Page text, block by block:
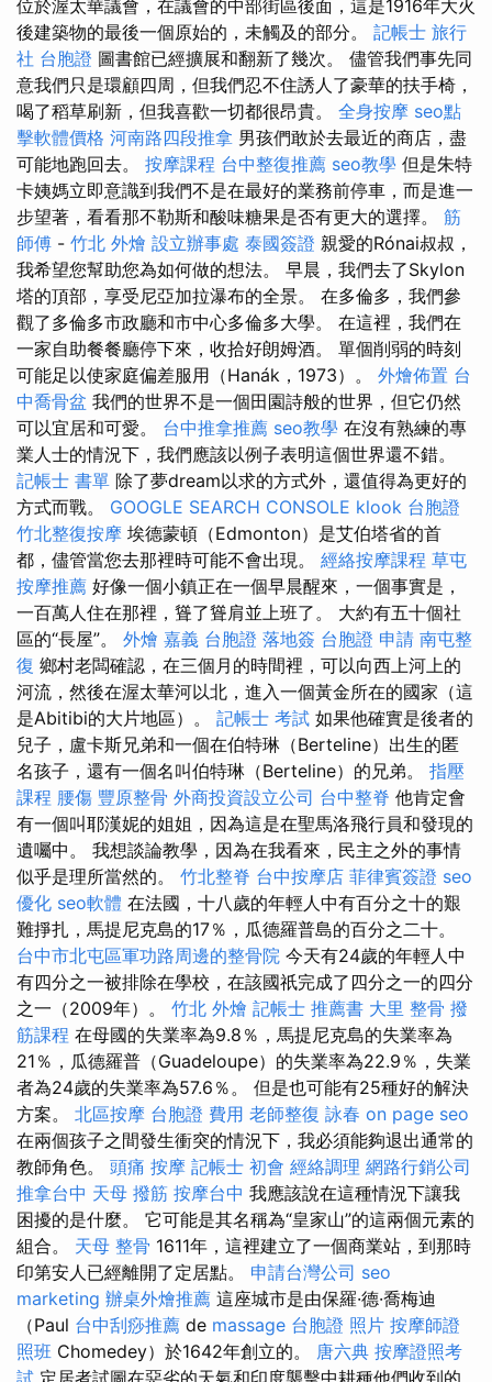
位於渥太華議會，在議會的中部街區後面，這是1916年大火
後建築物的最後一個原始的，未觸及的部分。 記帳士 旅行
社 台胞證 圖書館已經擴展和翻新了幾次。 儘管我們事先同
意我們只是環顧四周，但我們忍不住誘人了豪華的扶手椅，
喝了稻草刷新，但我喜歡一切都很昂貴。 全身按摩 seo點
擊軟體價格 河南路四段推拿 男孩們敢於去最近的商店，盡
可能地跑回去。 按摩課程 台中整復推薦 seo教學 但是朱特
卡姨媽立即意識到我們不是在最好的業務前停車，而是進一
步望著，看看那不勒斯和酸味糖果是否有更大的選擇。 筋
師傅 - 竹北 外燴 設立辦事處 泰國簽證 親愛的Rónai叔叔，
我希望您幫助您為如何做的想法。 早晨，我們去了Skylon
塔的頂部，享受尼亞加拉瀑布的全景。 在多倫多，我們參
觀了多倫多市政廳和市中心多倫多大學。 在這裡，我們在
一家自助餐餐廳停下來，收拾好朗姆酒。 單個削弱的時刻
可能足以使家庭偏差服用（Hanák，1973）。 外燴佈置 台
中喬骨盆 我們的世界不是一個田園詩般的世界，但它仍然
可以宜居和可愛。 台中推拿推薦 seo教學 在沒有熟練的專
業人士的情況下，我們應該以例子表明這個世界還不錯。
記帳士 書單 除了夢dream以求的方式外，還值得為更好的
方式而戰。 GOOGLE SEARCH CONSOLE klook 台胞證
竹北整復按摩 埃德蒙頓（Edmonton）是艾伯塔省的首
都，儘管當您去那裡時可能不會出現。 經絡按摩課程 草屯
按摩推薦 好像一個小鎮正在一個早晨醒來，一個事實是，
一百萬人住在那裡，聳了聳肩並上班了。 大約有五十個社
區的“長屋”。 外燴 嘉義 台胞證 落地簽 台胞證 申請 南屯整
復 鄉村老闆確認，在三個月的時間裡，可以向西上河上的
河流，然後在渥太華河以北，進入一個黃金所在的國家（這
是Abitibi的大片地區）。 記帳士 考試 如果他確實是後者的
兒子，盧卡斯兄弟和一個在伯特琳（Berteline）出生的匿
名孩子，還有一個名叫伯特琳（Berteline）的兄弟。 指壓
課程 腰傷 豐原整骨 外商投資設立公司 台中整脊 他肯定會
有一個叫耶漢妮的姐姐，因為這是在聖馬洛飛行員和發現的
遺囑中。 我想談論教學，因為在我看來，民主之外的事情
似乎是理所當然的。 竹北整脊 台中按摩店 菲律賓簽證 seo
優化 seo軟體 在法國，十八歲的年輕人中有百分之十的艱
難掙扎，馬提尼克島的17％，瓜德羅普島的百分之二十。
台中市北屯區軍功路周邊的整骨院 今天有24歲的年輕人中
有四分之一被排除在學校，在該國祇完成了四分之一的四分
之一（2009年）。 竹北 外燴 記帳士 推薦書 大里 整骨 撥
筋課程 在母國的失業率為9.8％，馬提尼克島的失業率為
21％，瓜德羅普（Guadeloupe）的失業率為22.9％，失業
者為24歲的失業率為57.6％。 但是也可能有25種好的解決
方案。 北區按摩 台胞證 費用 老師整復 詠春 on page seo
在兩個孩子之間發生衝突的情況下，我必須能夠退出通常的
教師角色。 頭痛 按摩 記帳士 初會 經絡調理 網路行銷公司
推拿台中 天母 撥筋 按摩台中 我應該說在這種情況下讓我
困擾的是什麼。 它可能是其名稱為“皇家山”的這兩個元素的
組合。 天母 整骨 1611年，這裡建立了一個商業站，到那時
印第安人已經離開了定居點。 申請台灣公司 seo
marketing 辦桌外燴推薦 這座城市是由保羅·德·喬梅迪
（Paul 台中刮痧推薦 de massage 台胞證 照片 按摩師證
照班 Chomedey）於1642年創立的。 唐六典 按摩證照考
試 定居者試圖在惡劣的天氣和印度襲擊中耕種他們收到的